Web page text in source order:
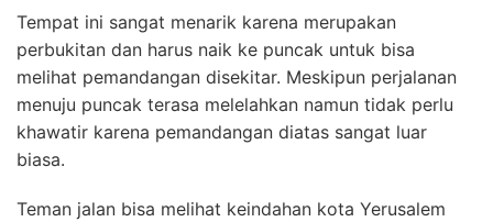
Tempat ini sangat menarik karena merupakan
perbukitan dan harus naik ke puncak untuk bisa
melihat pemandangan disekitar. Meskipun perjalanan
menuju puncak terasa melelahkan namun tidak perlu
khawatir karena pemandangan diatas sangat luar
biasa.
Teman jalan bisa melihat keindahan kota Yerusalem